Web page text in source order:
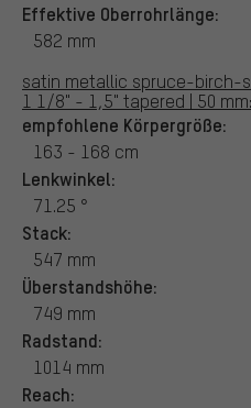
Effektive Oberrohrlänge:
582 mm
satin metallic spruce-birch-
1 1/8" - 1,5" tapered | 50 mm:
empfohlene Körpergröße:
163 - 168 cm
Lenkwinkel:
71.25 °
Stack:
547 mm
Überstandshöhe:
749 mm
Radstand:
1014 mm
Reach: